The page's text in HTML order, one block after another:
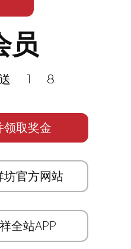
员
18
领取奖金
坊官方网站
全站APP